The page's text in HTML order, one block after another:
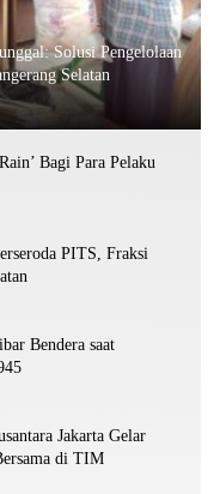
Solusi Pengelolaan
Selatan
Bagi Para Pelaku
PITS, Fraksi
Bendera saat
Jakarta Gelar
di TIM